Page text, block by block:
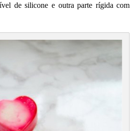
de silicone e outra parte rígida com